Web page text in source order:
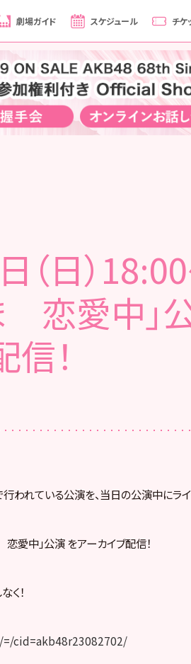
劇場ガイド スケジュール チケ
（日）
恋愛中」
信！
われている公演を、当日の公演中にラ
愛中」公演 をアーカイブ配信！
く！
cid=akb48r23082702/